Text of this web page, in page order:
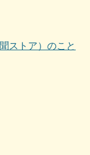
ストア）のこと